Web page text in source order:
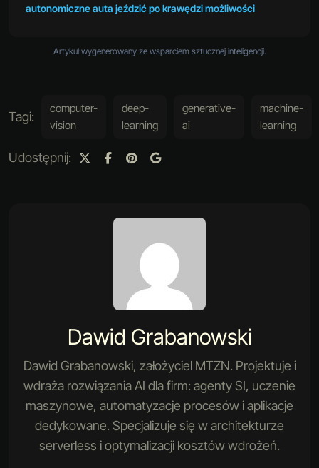
autonomiczne auta jeździć po krawędzi możliwości
Artykuł wygenerowany ze wsparciem sztucznej inteligencji.
Tagi:
computer-
vision
deep-
learning
generative-
ai
machine-
learning
Udostępnij:
Dawid Grabanowski
Dawid Grabanowski, założyciel MTZN. Projektuje i
wdraża rozwiązania AI dla firm: agenty SI, uczenie
maszynowe, automatyzacje procesów i aplikacje
dedykowane. Specjalizuje się w architekturze
serverless i optymalizacji kosztów wdrożeń.